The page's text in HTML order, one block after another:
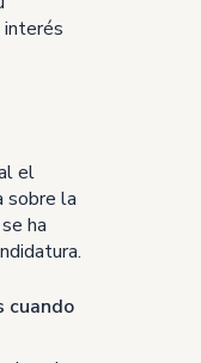
interés
el
sobre la
ha
cuando